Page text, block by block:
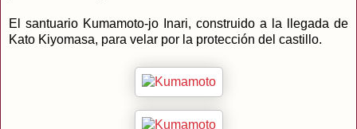
El santuario Kumamoto-jo Inari, construido a la llegada de
Kato Kiyomasa, para velar por la protección del castillo.